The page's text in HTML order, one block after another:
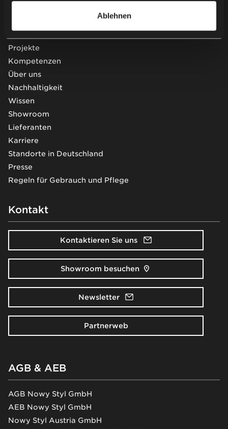
Ablehnen
Unternehmensinformation
Projekte
Kompetenzen
Über uns
Nachhaltigkeit
Wissen
Showroom
Lieferanten
Karriere
Standorte in Deutschland
Presse
Regeln für Gebrauch und Pflege
Kontakt
Kontaktieren Sie uns
Showroom besuchen
Newsletter
Partnerweb
AGB & AEB
AGB Nowy Styl GmbH
AEB Nowy Styl GmbH
Nowy Styl Austria GmbH